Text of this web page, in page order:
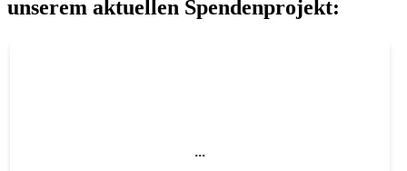
unserem aktuellen Spendenprojekt: